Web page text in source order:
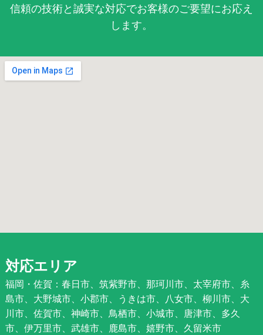
信頼の技術と誠実な対応でお客様のご要望にお応え
します。
対応エリア
福岡・佐賀：春日市、筑紫野市、那珂川市、太宰府市、糸
島市、大野城市、小郡市、うきは市、八女市、柳川市、大
川市、佐賀市、神崎市、鳥栖市、小城市、唐津市、多久
市、伊万里市、武雄市、鹿島市、嬉野市、久留米市